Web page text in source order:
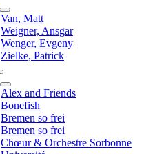
Van, Matt
Weigner, Ansgar
Wenger, Evgeny
Zielke, Patrick
Alex and Friends
Bonefish
Bremen so frei
Bremen so frei
Chœur & Orchestre Sorbonne